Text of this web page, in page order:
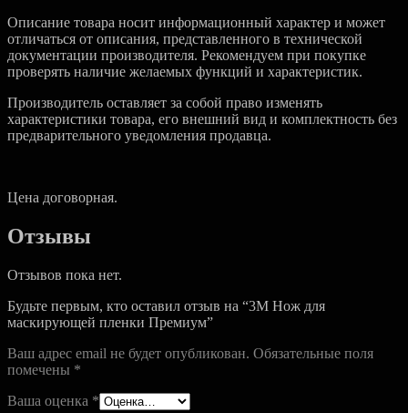
Описание товара носит информационный характер и может
отличаться от описания, представленного в технической
документации производителя. Рекомендуем при покупке
проверять наличие желаемых функций и характеристик.
Производитель оставляет за собой право изменять
характеристики товара, его внешний вид и комплектность без
предварительного уведомления продавца.
Цена договорная.
Отзывы
Отзывов пока нет.
Будьте первым, кто оставил отзыв на “3M Нож для
маскирующей пленки Премиум”
Ваш адрес email не будет опубликован. Обязательные поля
помечены *
Ваша оценка *